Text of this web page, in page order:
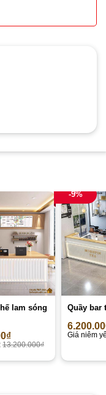
lam sóng
₫
13.200.000₫
-9%
Quầy bar
Giá niêm